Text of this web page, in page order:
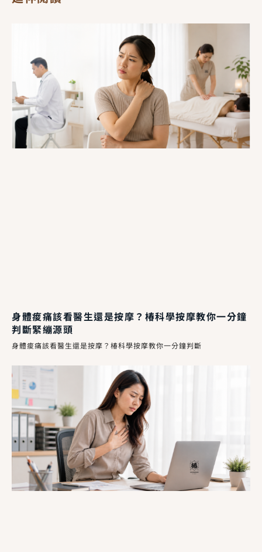
身體痠痛該看醫生還是按摩？椿科學按摩教你一分鐘
判斷緊繃源頭
身體痠痛該看醫生還是按摩？椿科學按摩教你一分鐘判斷